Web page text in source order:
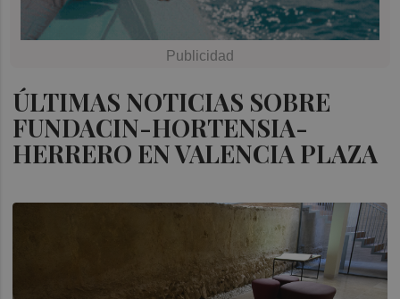
ÚLTIMAS NOTICIAS SOBRE
FUNDACIN-HORTENSIA-
HERRERO EN VALENCIA PLAZA